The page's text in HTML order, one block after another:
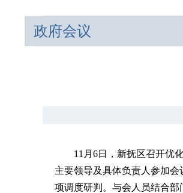
政府会议
11月6日，新抚区召开优
主要领导及具体负责人参加会
项调度研判。与会人员结合